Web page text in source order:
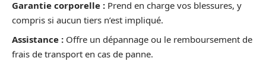
Garantie corporelle : Prend en charge vos blessures, y
compris si aucun tiers n’est impliqué.
Assistance : Offre un dépannage ou le remboursement de
frais de transport en cas de panne.